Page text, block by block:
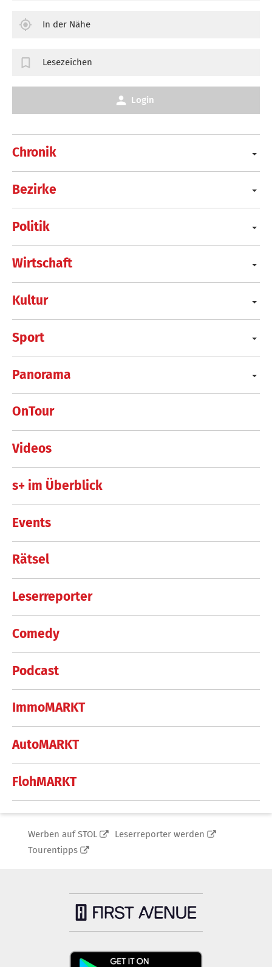
Chronik
Bezirke
Politik
Wirtschaft
Kultur
Sport
Panorama
OnTour
Videos
s+ im Überblick
Events
Rätsel
Leserreporter
Comedy
Podcast
ImmoMARKT
AutoMARKT
FlohMARKT
In der Nähe
Lesezeichen
Login
Werben auf STOL
Leserreporter werden
Tourentipps